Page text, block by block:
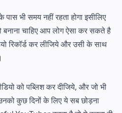
भी समय नहीं रहता होगा इसीलिए
चाहिए आप लोग ऐसा कर सकते है
रिकॉर्ड कर लीजिये और उसी के साथ
को पब्लिश कर दीजिये, और जो भी
कुछ दिनों के लिए ये सब छोड़ना